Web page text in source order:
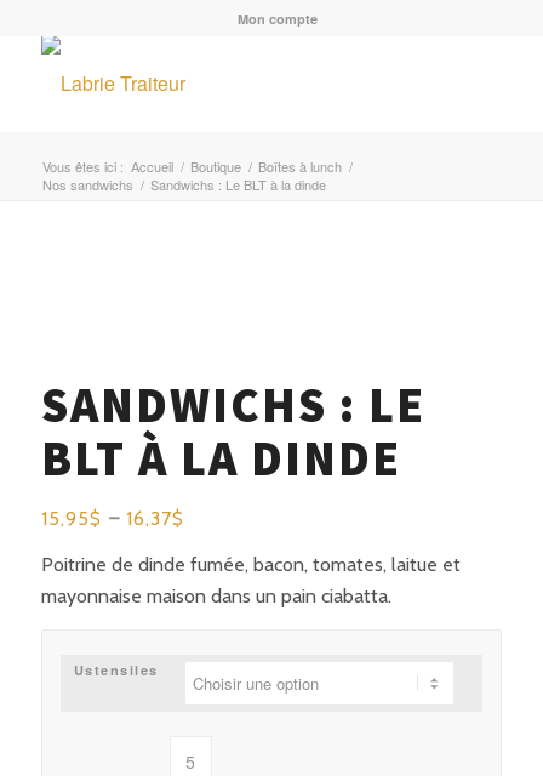
Mon compte
Vous êtes ici : Accueil / Boutique / Boîtes à lunch /
Nos sandwichs / Sandwichs : Le BLT à la dinde
SANDWICHS : LE
BLT À LA DINDE
15,95$ – 16,37$
prix :
15,95$
Poitrine de dinde fumée, bacon, tomates, laitue et
mayonnaise maison dans un pain ciabatta.
Ustensiles